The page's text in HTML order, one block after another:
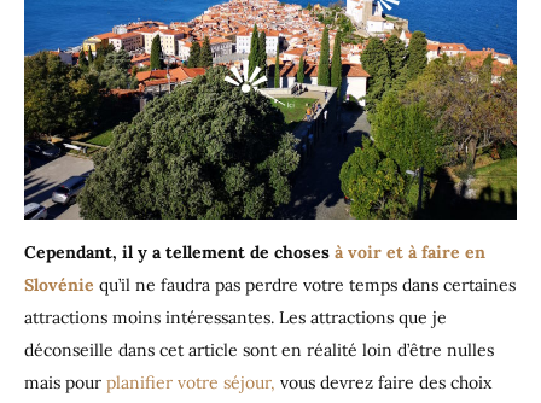
Cependant, il y a tellement de choses à voir et à faire en
Slovénie qu’il ne faudra pas perdre votre temps dans certaines
attractions moins intéressantes. Les attractions que je
déconseille dans cet article sont en réalité loin d’être nulles
mais pour planifier votre séjour, vous devrez faire des choix